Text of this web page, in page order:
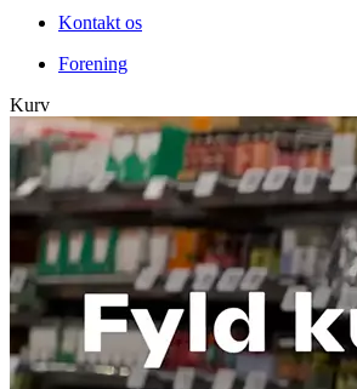
Kontakt os
Forening
Kurv